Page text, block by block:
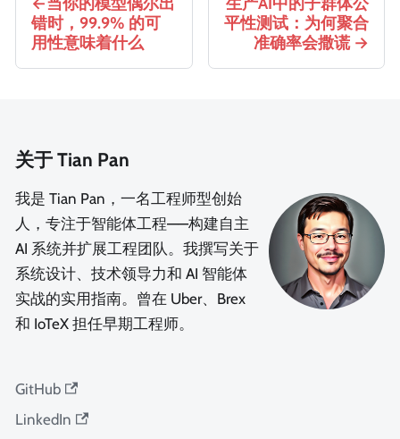
错时，99.9% 的可
用性意味着什么
平性测试：为何聚合
准确率会撒谎
关于 Tian Pan
我是 Tian Pan，一名工程师型创始
人，专注于智能体工程——构建自主
AI 系统并扩展工程团队。我撰写关于
系统设计、技术领导力和 AI 智能体
实战的实用指南。曾在 Uber、Brex
和 IoTeX 担任早期工程师。
GitHub
LinkedIn